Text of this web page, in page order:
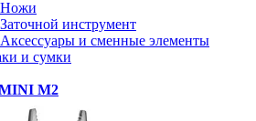
Ножи
Заточной инструмент
Аксессуары и сменные элементы
и сумки
M2